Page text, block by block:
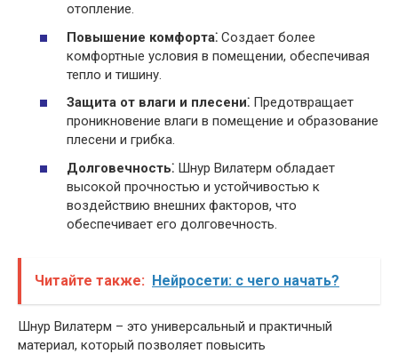
отопление.
Повышение комфорта⁚ Создает более
комфортные условия в помещении, обеспечивая
тепло и тишину.
Защита от влаги и плесени⁚ Предотвращает
проникновение влаги в помещение и образование
плесени и грибка.
Долговечность⁚ Шнур Вилатерм обладает
высокой прочностью и устойчивостью к
воздействию внешних факторов, что
обеспечивает его долговечность.
Читайте также: Нейросети: с чего начать?
Шнур Вилатерм – это универсальный и практичный
материал, который позволяет повысить